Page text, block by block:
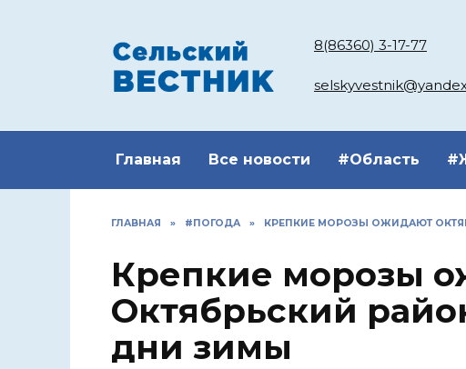
8(86360) 3-17-77
Главная Все новости #Область
ГЛАВНАЯ » #ПОГОДА » КРЕПКИЕ МОРОЗЫ ОЖИДАЮТ
Крепкие морозы
Октябрьский
дни зимы